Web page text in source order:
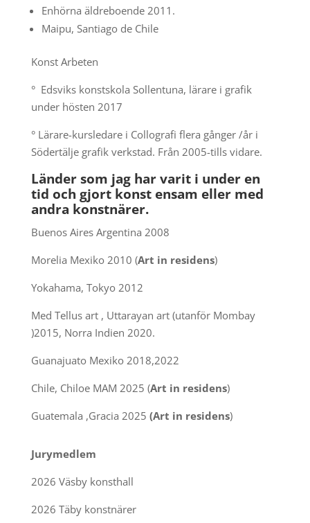
Enhörna äldreboende 2011.
Maipu, Santiago de Chile
Konst Arbeten
° Edsviks konstskola Sollentuna, lärare i grafik
under hösten 2017
° Lärare-kursledare i Collografi flera gånger /år i
Södertälje grafik verkstad. Från 2005-tills vidare.
Länder som jag har varit i under en
tid och gjort konst ensam eller med
andra konstnärer.
Buenos Aires Argentina 2008
Morelia Mexiko 2010 (Art in residens)
Yokahama, Tokyo 2012
Med Tellus art , Uttarayan art (utanför Mombay
)2015, Norra Indien 2020.
Guanajuato Mexiko 2018,2022
Chile, Chiloe MAM 2025 (Art in residens)
Guatemala ,Gracia 2025 (Art in residens)
Jurymedlem
2026 Väsby konsthall
2026 Täby konstnärer